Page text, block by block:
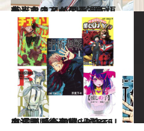
2020.10.24
美しきコスメ男子・板垣李光人さんが リピ買いしたくなるアイテム3選
ビューティ＆ヘルス
2021.5.10
鬼滅、呪術廻戦……ヒット漫画から考察 過酷でリアルな「令和ヒーロー」の系譜 ーー2020 BEST5
カルチャー